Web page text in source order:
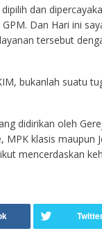
dan
Dan Hari ini
tersebut
bukanlah suatu
didirikan oleh
klasis maupun
mencerdaskan